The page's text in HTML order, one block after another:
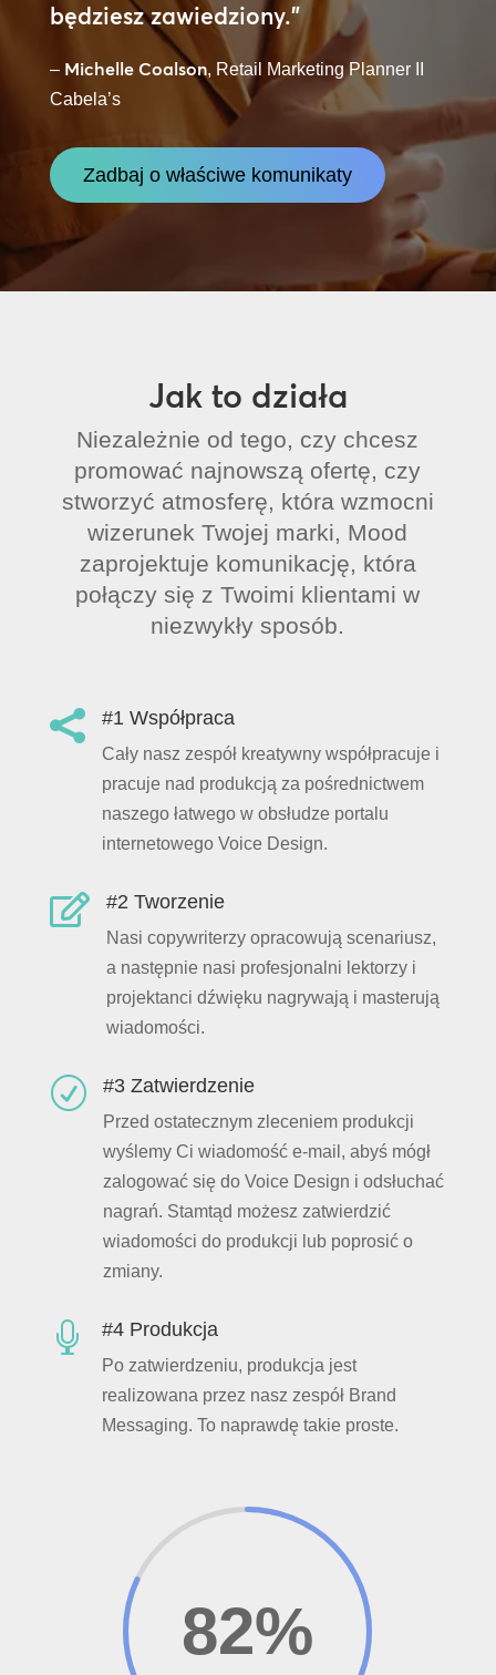
będziesz zawiedziony.”
– Michelle Coalson, Retail Marketing Planner II
Cabela’s
Zadbaj o właściwe komunikaty
Jak to działa
Niezależnie od tego, czy chcesz
promować najnowszą ofertę, czy
stworzyć atmosferę, która wzmocni
wizerunek Twojej marki, Mood
zaprojektuje komunikację, która
połączy się z Twoimi klientami w
niezwykły sposób.
 #1 Współpraca
Cały nasz zespół kreatywny współpracuje i
pracuje nad produkcją za pośrednictwem
naszego łatwego w obsłudze portalu
internetowego Voice Design.
 #2 Tworzenie
Nasi copywriterzy opracowują scenariusz,
a następnie nasi profesjonalni lektorzy i
projektanci dźwięku nagrywają i masterują
wiadomości.
R #3 Zatwierdzenie
Przed ostatecznym zleceniem produkcji
wyślemy Ci wiadomość e-mail, abyś mógł
zalogować się do Voice Design i odsłuchać
nagrań. Stamtąd możesz zatwierdzić
wiadomości do produkcji lub poprosić o
zmiany.
 #4 Produkcja
Po zatwierdzeniu, produkcja jest
realizowana przez nasz zespół Brand
Messaging. To naprawdę takie proste.
82%